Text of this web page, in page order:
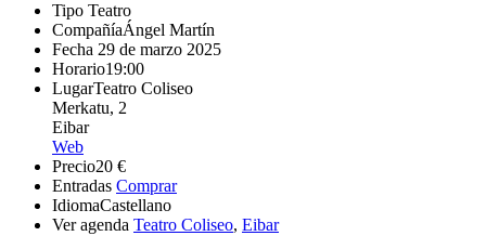
Tipo Teatro
CompañíaÁngel Martín
Fecha 29 de marzo 2025
Horario19:00
LugarTeatro Coliseo
Merkatu, 2
Eibar
Web
Precio20 €
Entradas Comprar
IdiomaCastellano
Ver agenda Teatro Coliseo, Eibar